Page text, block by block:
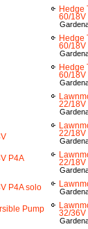
P4A
P4A solo
Pump
Hedge
60/18V
Hedge
60/18V
Hedge
60/18V
22/18V
22/18V
22/18V
32/36V